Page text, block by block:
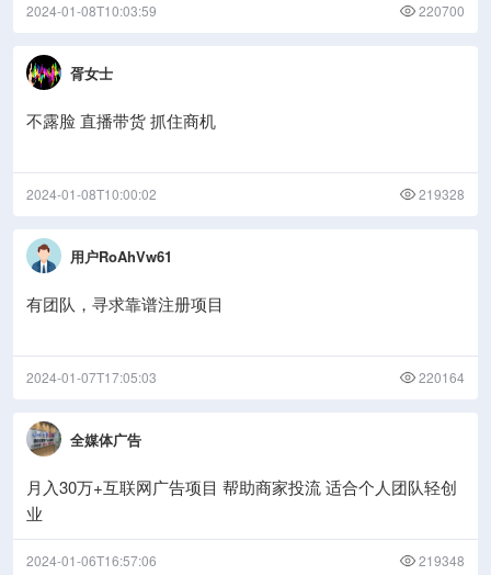
2024-01-08T10:03:59 220700
胥女士
不露脸 直播带货 抓住商机
2024-01-08T10:00:02 219328
用户RoAhVw61
有团队，寻求靠谱注册项目
2024-01-07T17:05:03 220164
全媒体广告
月入30万+互联网广告项目 帮助商家投流 适合个人团队轻创
业
2024-01-06T16:57:06 219348